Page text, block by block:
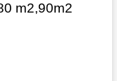
m2,90m2